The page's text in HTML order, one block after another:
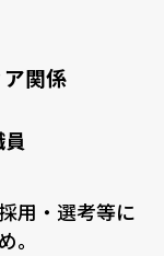
関係
用・選考等に
。